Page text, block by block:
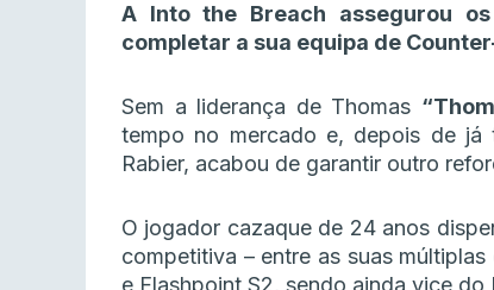
A Into the Breach assegurou
completar a sua equipa de
Sem a liderança de Thomas
tempo no mercado e, depois de
Rabier, acabou de garantir outro
O jogador cazaque de 24 anos
competitiva – entre as suas